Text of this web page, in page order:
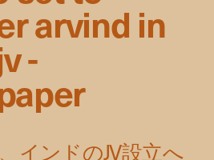
arvind in
-